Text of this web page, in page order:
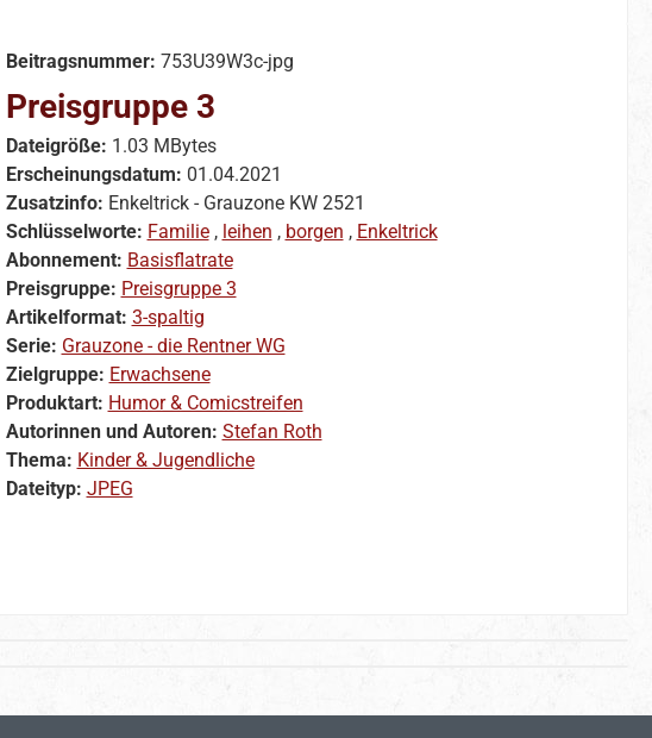
Beitragsnummer: 753U39W3c-jpg
Preisgruppe 3
Dateigröße: 1.03 MBytes
Erscheinungsdatum: 01.04.2021
Zusatzinfo: Enkeltrick - Grauzone KW 2521
Schlüsselworte: Familie, leihen , borgen , Enkeltrick
Abonnement: Basisflatrate
Preisgruppe: Preisgruppe 3
Artikelformat: 3-spaltig
Serie: Grauzone - die Rentner WG
Zielgruppe: Erwachsene
Produktart: Humor & Comicstreifen
Autorinnen und Autoren: Stefan Roth
Thema: Kinder & Jugendliche
Dateityp: JPEG